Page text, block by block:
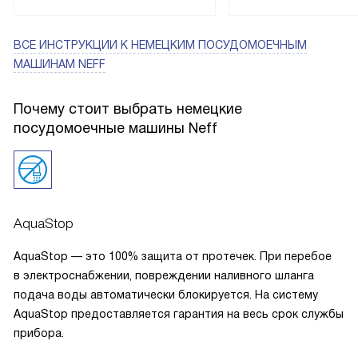
ВСЕ ИНСТРУКЦИИ К НЕМЕЦКИМ ПОСУДОМОЕЧНЫМ
МАШИНАМ NEFF
Почему стоит выбрать немецкие
посудомоечные машины Neff
AquaStop
AquaStop — это 100% защита от протечек. При перебое
в электроснабжении, повреждении наливного шланга
подача воды автоматически блокируется. На систему
AquaStop предоставляется гарантия на весь срок службы
прибора.